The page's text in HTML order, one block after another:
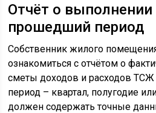
Отчёт о
прошедший период
Собственник жилого
ознакомиться с отчётом о
сметы доходов и расходов
период – квартал, полугодие
должен содержать точные